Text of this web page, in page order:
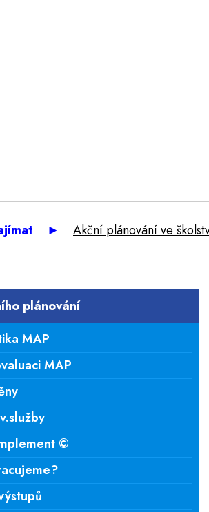
► Akční plánování ve
plánování
MAP
MAP
©